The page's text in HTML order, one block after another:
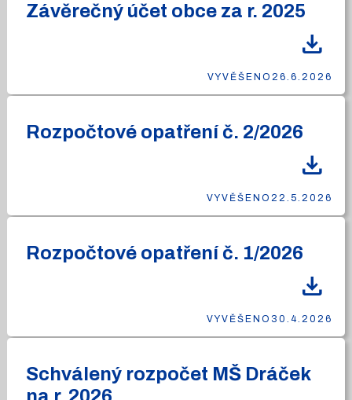
Závěrečný účet obce za r. 2025
download
VYVĚŠENO 26.6.2026
Rozpočtové opatření č. 2/2026
download
VYVĚŠENO 22.5.2026
Rozpočtové opatření č. 1/2026
download
VYVĚŠENO 30.4.2026
Schválený rozpočet MŠ Dráček